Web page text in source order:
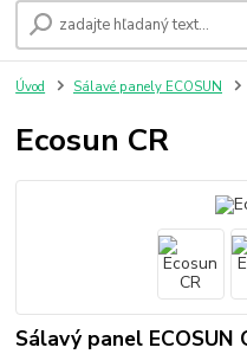
Úvod Sálavé panely ECOSUN
Ecosun CR
Sálavý panel ECOSUN